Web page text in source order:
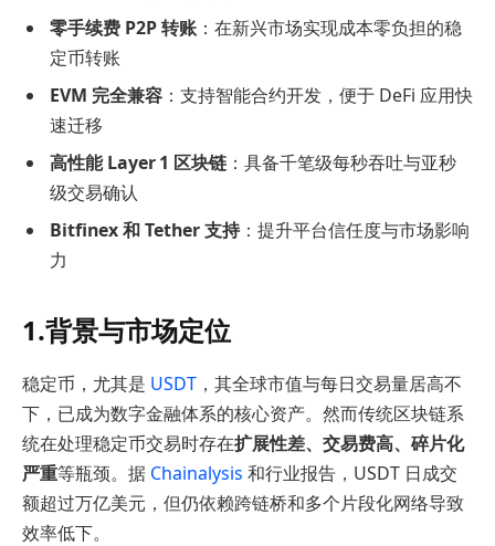
零手续费 P2P 转账 ：在新兴市场实现成本零负担的稳
定币转账
EVM 完全兼容 ：支持智能合约开发，便于 DeFi 应用快
速迁移
高性能 Layer 1 区块链 ：具备千笔级每秒吞吐与亚秒
级交易确认
Bitfinex 和 Tether 支持：提升平台信任度与市场影响
力
1.背景与市场定位
稳定币，尤其是 USDT ，其全球市值与每日交易量居高不
下，已成为数字金融体系的核心资产。然而传统区块链系
统在处理稳定币交易时存在扩展性差、交易费高、碎片化
严重等瓶颈。据 Chainalysis 和行业报告，USDT 日成交
额超过万亿美元，但仍依赖跨链桥和多个片段化网络导致
效率低下。